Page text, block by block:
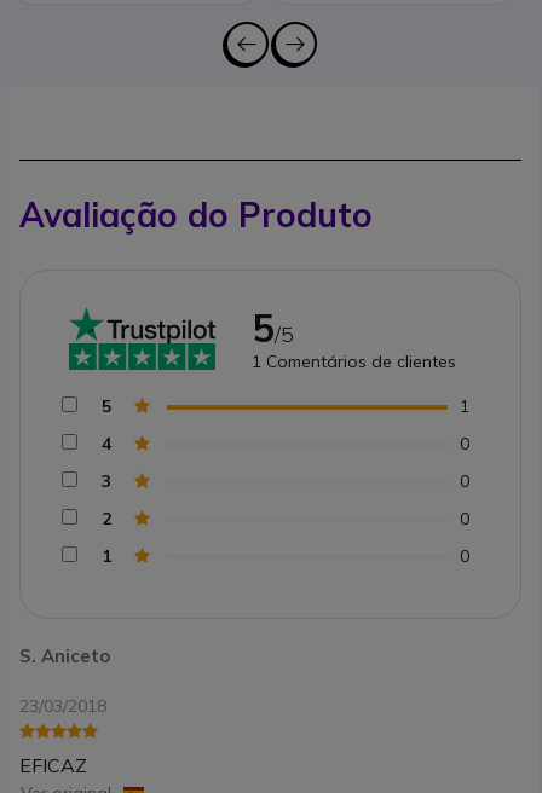
Avaliação do Produto
S. Aniceto
23/03/2018
EFICAZ
5/5
1 Comentários de clientes
5
1
4
0
3
0
2
0
1
0